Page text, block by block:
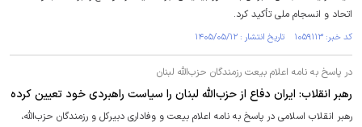
اتحاد و انسجام ملی تأکید کرد.
کد خبر: ۱۰۵۹۱۱۳ تاریخ انتشار : ۱۴۰۵/۰۵/۱۲
در پاسخ به نامه اعلام بیعت رزمندگان حزب‌الله لبنان
رهبر انقلاب: ایران دفاع از حزب‌الله لبنان را سیاست راهبردی خود تعیین کرده
رهبر انقلاب اسلامی در پاسخ به نامه اعلام بیعت و وفاداری دبیرکل و رزمندگان حزب‌الله،